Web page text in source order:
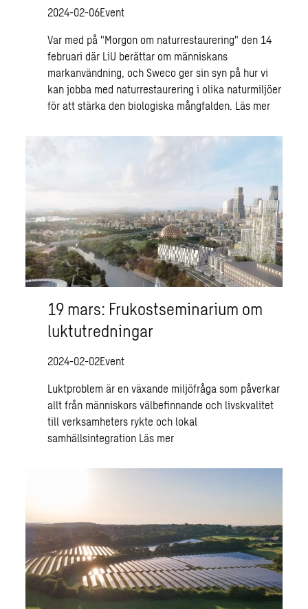
2024-02-06Event
Var med på "Morgon om naturrestaurering" den 14
februari där LiU berättar om människans
markanvändning, och Sweco ger sin syn på hur vi
kan jobba med naturrestaurering i olika naturmiljöer
för att stärka den biologiska mångfalden. Läs mer
19 mars: Frukostseminarium om
luktutredningar
2024-02-02Event
Luktproblem är en växande miljöfråga som påverkar
allt från människors välbefinnande och livskvalitet
till verksamheters rykte och lokal
samhällsintegration Läs mer